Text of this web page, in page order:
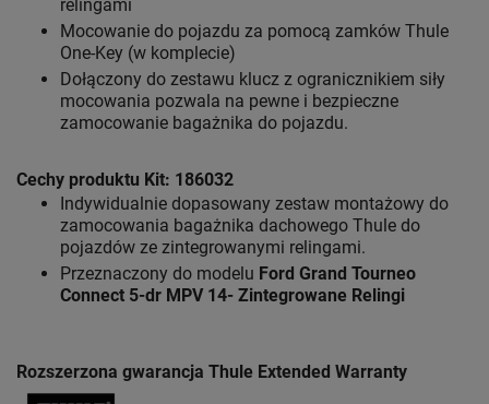
relingami
Mocowanie do pojazdu za pomocą zamków Thule
One-Key (w komplecie)
Dołączony do zestawu klucz z ogranicznikiem siły
mocowania pozwala na pewne i bezpieczne
zamocowanie bagażnika do pojazdu.
Cechy produktu Kit: 186032
Indywidualnie dopasowany zestaw montażowy do
zamocowania bagażnika dachowego Thule do
pojazdów ze zintegrowanymi relingami.
Przeznaczony do modelu Ford Grand Tourneo
Connect 5-dr MPV 14- Zintegrowane Relingi
Rozszerzona gwarancja Thule Extended Warranty